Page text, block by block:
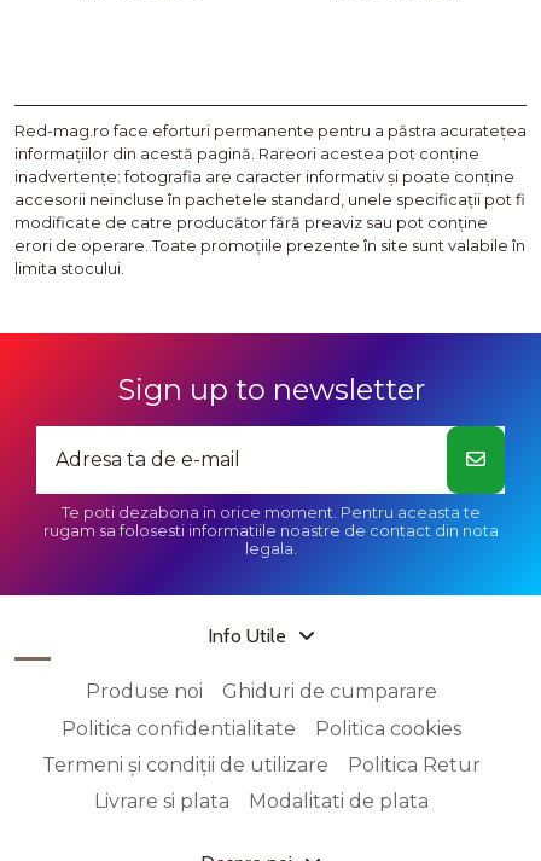
Red-mag.ro face eforturi permanente pentru a păstra acurateţea
informaţiilor din acestă pagină. Rareori acestea pot conţine
inadvertenţe: fotografia are caracter informativ şi poate conţine
accesorii neincluse în pachetele standard, unele specificaţii pot fi
modificate de catre producător fără preaviz sau pot conţine
erori de operare. Toate promoţiile prezente în site sunt valabile în
limita stocului.
Sign up to newsletter
Te poti dezabona in orice moment. Pentru aceasta te
rugam sa folosesti informatiile noastre de contact din nota
legala.
Info Utile
Produse noi
Ghiduri de cumparare
Politica confidentialitate
Politica cookies
Termeni și condiții de utilizare
Politica Retur
Livrare si plata
Modalitati de plata